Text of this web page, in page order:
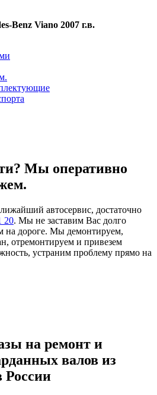
Benz Viano 2007 г.в.
Мы оперативно
автосервис, достаточно
20. Мы не заставим Вас долго
на дороге. Мы демонтируем,
отремонтируем и привезем
устраним проблему прямо на
на ремонт и
валов из
России